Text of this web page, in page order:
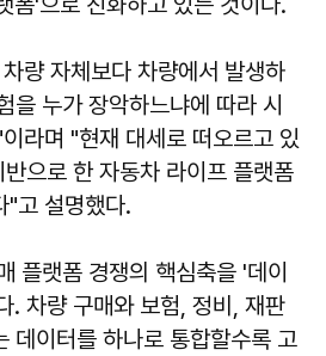
량 자체보다 차량에서 발생하
을 누가 장악하느냐에 따라 시
라며 "현재 대세로 떠오르고 있
으로 한 자동차 라이프 플랫폼
"고 설명했다.
플랫폼 경쟁의 핵심축을 '데이
. 차량 구매와 보험, 정비, 재판
데이터를 하나로 통합할수록 고